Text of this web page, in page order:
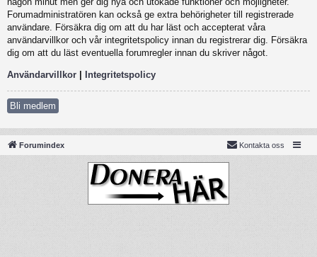
Forumadministratören kan också ge extra behörigheter till registrerade
användare. Försäkra dig om att du har läst och accepterat våra
användarvillkor och vår integritetspolicy innan du registrerar dig. Försäkra
dig om att du läst eventuella forumregler innan du skriver något.
Användarvillkor | Integritetspolicy
Bli medlem
Forumindex Kontakta oss